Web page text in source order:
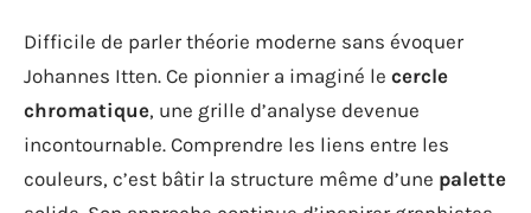
Difficile de parler théorie moderne sans évoquer
Johannes Itten. Ce pionnier a imaginé le cercle
chromatique, une grille d’analyse devenue
incontournable. Comprendre les liens entre les
couleurs, c’est bâtir la structure même d’une palette